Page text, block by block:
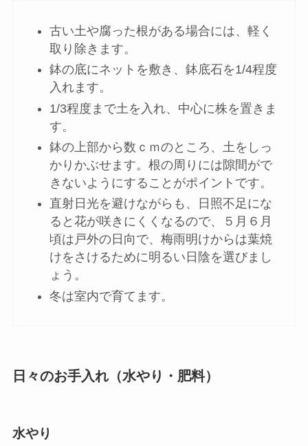
古い土や腐った根がある場合には、軽く
取り除きます。
鉢の底にネットを敷き、鉢底石を1/4程度
入れます。
1/3程度まで土を入れ、中心に株を置きま
す。
鉢の上部から数ｃｍのところ、土をしっ
かりかぶせます。根の周りには隙間がで
きないようにすることがポイントです。
直射日光を避けながらも、日照不足にな
ると花が咲きにくくなるので、５月６月
頃は戸外の日向で、梅雨明けからは葉焼
けをさけるために明るい日陰を選びまし
ょう。
冬は室内で育てます。
日々のお手入れ（水やり・肥料）
水やり